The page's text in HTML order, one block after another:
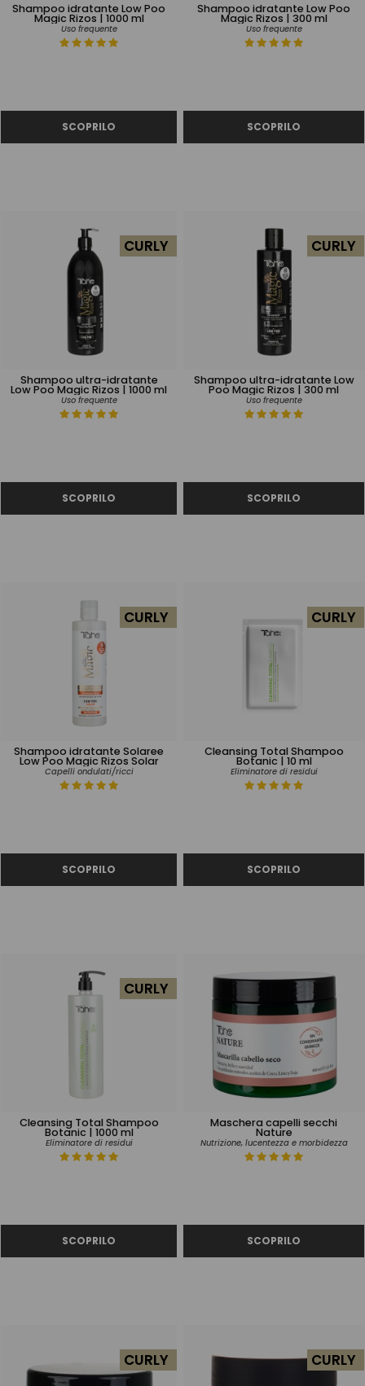
Shampoo idratante Low Poo
Magic Rizos | 1000 ml
Uso frequente
Shampoo idratante Low Poo
Magic Rizos | 300 ml
Uso frequente
Shampoo ultra-idratante
Low Poo Magic Rizos | 1000 ml
Uso frequente
CURLY
Shampoo ultra-idratante Low
Poo Magic Rizos | 300 ml
Uso frequente
CURLY
Shampoo idratante Solaree
Low Poo Magic Rizos Solar
Capelli ondulati/ricci
CURLY
Cleansing Total Shampoo
Botanic | 10 ml
Eliminatore di residui
CURLY
Cleansing Total Shampoo
Botanic | 1000 ml
Eliminatore di residui
CURLY
Maschera capelli secchi
Nature
Nutrizione, lucentezza e morbidezza
CURLY CURLY